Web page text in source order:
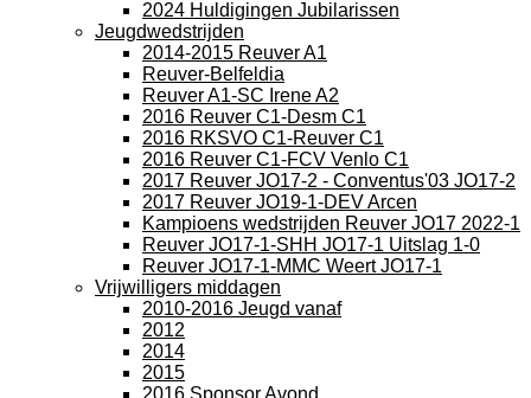
2024 Huldigingen Jubilarissen
Jeugdwedstrijden
2014-2015 Reuver A1
Reuver-Belfeldia
Reuver A1-SC Irene A2
2016 Reuver C1-Desm C1
2016 RKSVO C1-Reuver C1
2016 Reuver C1-FCV Venlo C1
2017 Reuver JO17-2 - Conventus'03 JO17-2
2017 Reuver JO19-1-DEV Arcen
Kampioens wedstrijden Reuver JO17 2022-1
Reuver JO17-1-SHH JO17-1 Uitslag 1-0
Reuver JO17-1-MMC Weert JO17-1
Vrijwilligers middagen
2010-2016 Jeugd vanaf
2012
2014
2015
2016 Sponsor Avond